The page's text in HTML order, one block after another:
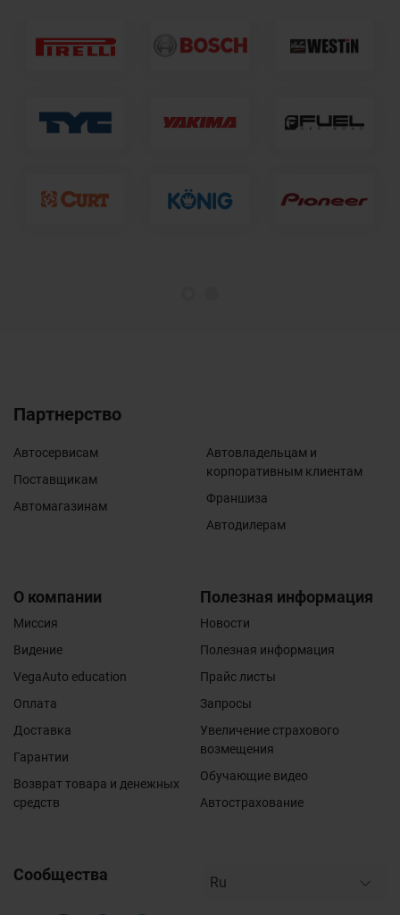
Партнерство
Автосервисам
Поставщикам
Автомагазинам
Автовладельцам и
корпоративным клиентам
Франшиза
Автодилерам
О компании
Миссия
Видение
VegaAuto education
Оплата
Доставка
Гарантии
Возврат товара и денежных
средств
Полезная информация
Новости
Полезная информация
Прайс листы
Запросы
Увеличение страхового
возмещения
Обучающие видео
Автострахование
Сообщества